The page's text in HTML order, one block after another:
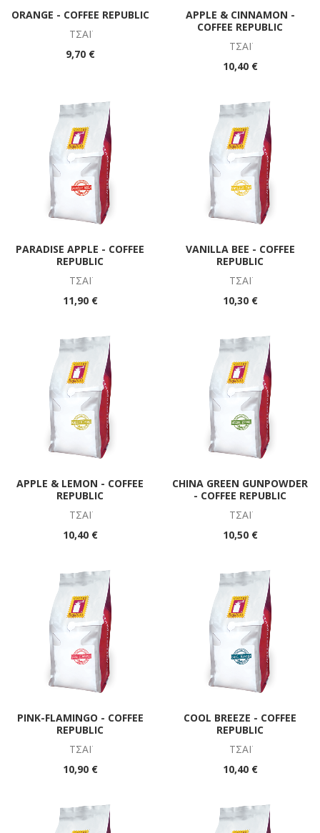
ORANGE - COFFEE REPUBLIC
ΤΣΆΪ
9,70 €
APPLE & CINNAMON -
COFFEE REPUBLIC
ΤΣΆΪ
10,40 €
PARADISE APPLE - COFFEE
REPUBLIC
ΤΣΆΪ
11,90 €
VANILLA BEE - COFFEE
REPUBLIC
ΤΣΆΪ
10,30 €
ΑPPLE & LEMON - COFFEE
REPUBLIC
ΤΣΆΪ
10,40 €
CHINA GREEN GUNPOWDER
- COFFEE REPUBLIC
ΤΣΆΪ
10,50 €
PINK-FLAMINGO - COFFEE
REPUBLIC
ΤΣΆΪ
10,90 €
COOL BREEZE - COFFEE
REPUBLIC
ΤΣΆΪ
10,40 €